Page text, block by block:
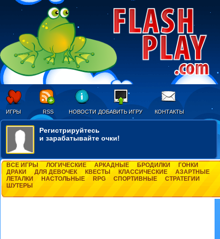
ИГРЫ RSS НОВОСТИ ДОБАВИТЬ ИГРУ КОНТАКТЫ
Регистрируйтесь
и зарабатывайте очки!
ВСЕ ИГРЫ ЛОГИЧЕСКИЕ АРКАДНЫЕ БРОДИЛКИ
ГОНКИ
ДРАКИ
ДЛЯ ДЕВОЧЕК КВЕСТЫ КЛАССИЧЕСКИЕ
АЗАРТНЫЕ
ЛЕТАЛКИ
НАСТОЛЬНЫЕ RPG СПОРТИВНЫЕ
СТРАТЕГИИ
ШУТЕРЫ